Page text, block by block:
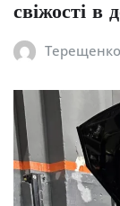
свіжості в